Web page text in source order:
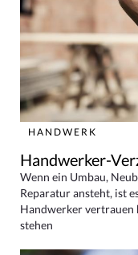
HANDWERK
Handwerker-
Wenn ein Umbau,
Reparatur ansteht, ist
Handwerker vertrauen
stehen